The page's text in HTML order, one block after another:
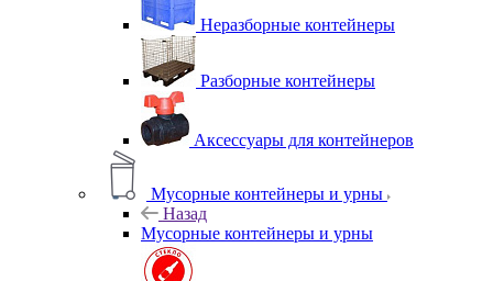
Неразборные контейнеры
Разборные контейнеры
Аксессуары для контейнеров
Мусорные контейнеры и урны
Назад
Мусорные контейнеры и урны